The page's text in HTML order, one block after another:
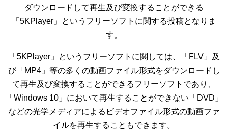
ダウンロードして再生及び変換することができる
「5KPlayer」というフリーソフトに関する投稿となりま
す。
「5KPlayer」というフリーソフトに関しては、「FLV」及
び「MP4」等の多くの動画ファイル形式をダウンロードし
て再生及び変換することができるフリーソフトであり、
「Windows 10」において再生することができない「DVD」
などの光学メディアによるビデオファイル形式の動画ファ
イルを再生することもできます。